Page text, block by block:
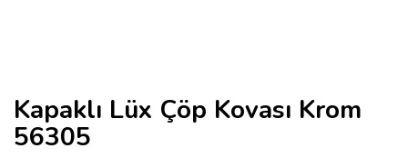
Kapaklı Lüx Çöp Kovası Krom
56305